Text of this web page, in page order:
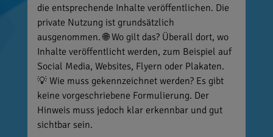
die entsprechende Inhalte veröffentlichen. Die
private Nutzung ist grundsätzlich
ausgenommen. 🌐 Wo gilt das? Überall dort, wo
Inhalte veröffentlicht werden, zum Beispiel auf
Social Media, Websites, Flyern oder Plakaten.
💡 Wie muss gekennzeichnet werden? Es gibt
keine vorgeschriebene Formulierung. Der
Hinweis muss jedoch klar erkennbar und gut
sichtbar sein.